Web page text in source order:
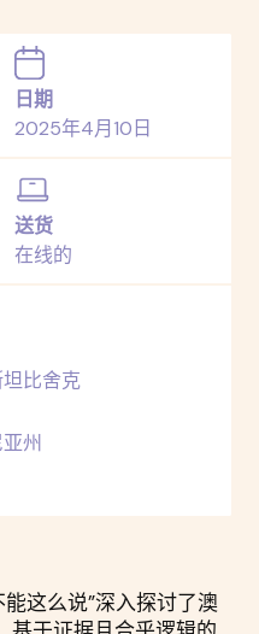
日期
2025年4月10日
送货
在线的
坦比舍克
州
这么说”深入探讨了澳